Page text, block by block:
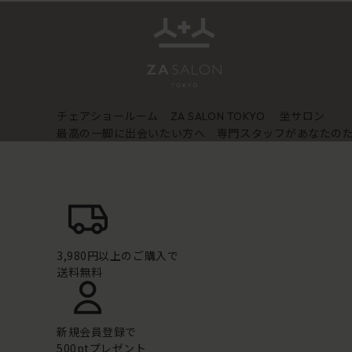
チェアショールーム ZA SALON TOKYO
坐サロン
最高の一脚に出会いたい方へ 専門スタッフがあなたの
3,980円以上のご購入で
送料無料
新規会員登録で
500ptプレゼント